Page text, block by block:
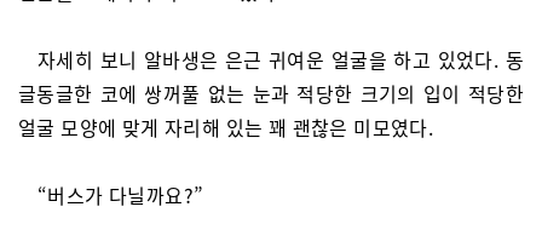
자세히 보니 알바생은 은근 귀여운 얼굴을 하고 있었다. 동
글동글한 코에 쌍꺼풀 없는 눈과 적당한 크기의 입이 적당한
얼굴 모양에 맞게 자리해 있는 꽤 괜찮은 미모였다.
“버스가 다닐까요?”